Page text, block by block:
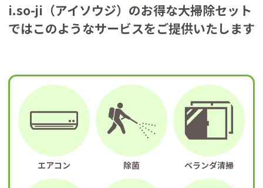
i.so-ji（アイソウジ）のお得な大掃除セット
ではこのようなサービスをご提供いたします
エアコン 除菌 ベランダ清掃